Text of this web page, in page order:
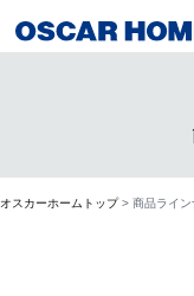
オスカーホームトップ> 商品ライン